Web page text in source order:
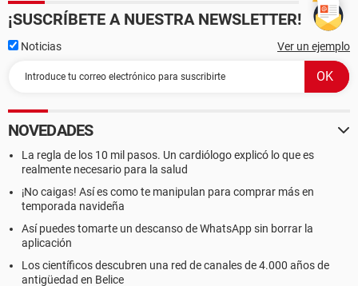
¡SUSCRÍBETE A NUESTRA NEWSLETTER!
Noticias Ver un ejemplo
NOVEDADES
La regla de los 10 mil pasos. Un cardiólogo explicó lo que es
realmente necesario para la salud
¡No caigas! Así es como te manipulan para comprar más en
temporada navideña
Así puedes tomarte un descanso de WhatsApp sin borrar la
aplicación
Los científicos descubren una red de canales de 4.000 años de
antigüedad en Belice